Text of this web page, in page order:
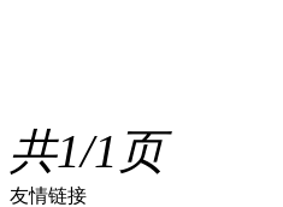
共1/1页
友情链接